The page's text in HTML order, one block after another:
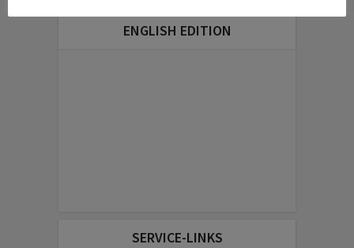
ENGLISH EDITION
SERVICE-LINKS